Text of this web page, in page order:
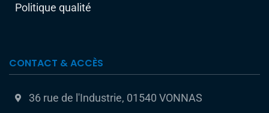
Politique qualité
CONTACT & ACCÈS
36 rue de l'Industrie, 01540 VONNAS